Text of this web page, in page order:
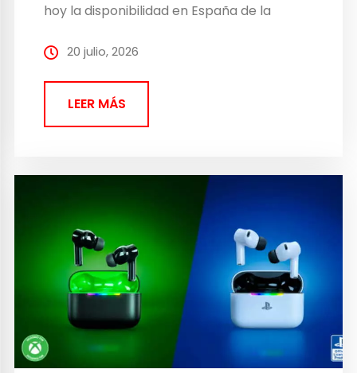
hoy la disponibilidad en España de la
20 julio, 2026
LEER MÁS